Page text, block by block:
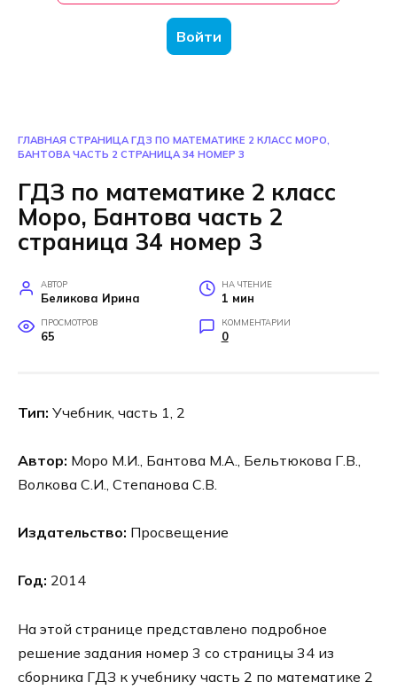
Войти
ГЛАВНАЯ СТРАНИЦА ГДЗ ПО МАТЕМАТИКЕ 2 КЛАСС МОРО,
БАНТОВА ЧАСТЬ 2 СТРАНИЦА 34 НОМЕР 3
ГДЗ по математике 2 класс
Моро, Бантова часть 2
страница 34 номер 3
АВТОР
Беликова Ирина
НА ЧТЕНИЕ
1 мин
ПРОСМОТРОВ
65
КОММЕНТАРИИ
0
Тип: Учебник, часть 1, 2
Автор: Моро М.И., Бантова М.А., Бельтюкова Г.В.,
Волкова С.И., Степанова С.В.
Издательство: Просвещение
Год: 2014
На этой странице представлено подробное
решение задания номер 3 со страницы 34 из
сборника ГДЗ к учебнику часть 2 по математике 2